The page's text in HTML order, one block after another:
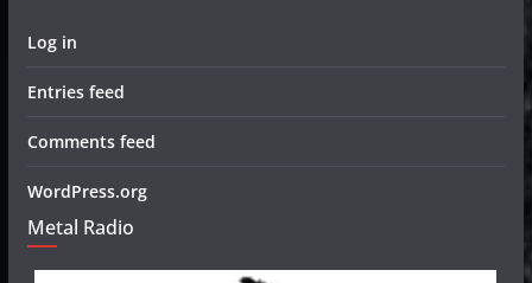
Log in
Entries feed
Comments feed
WordPress.org
Metal Radio